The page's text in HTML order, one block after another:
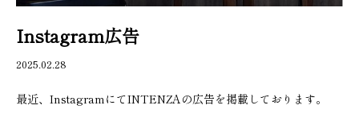
Instagram広告
2025.02.28
最近、InstagramにてINTENZAの広告を掲載しております。